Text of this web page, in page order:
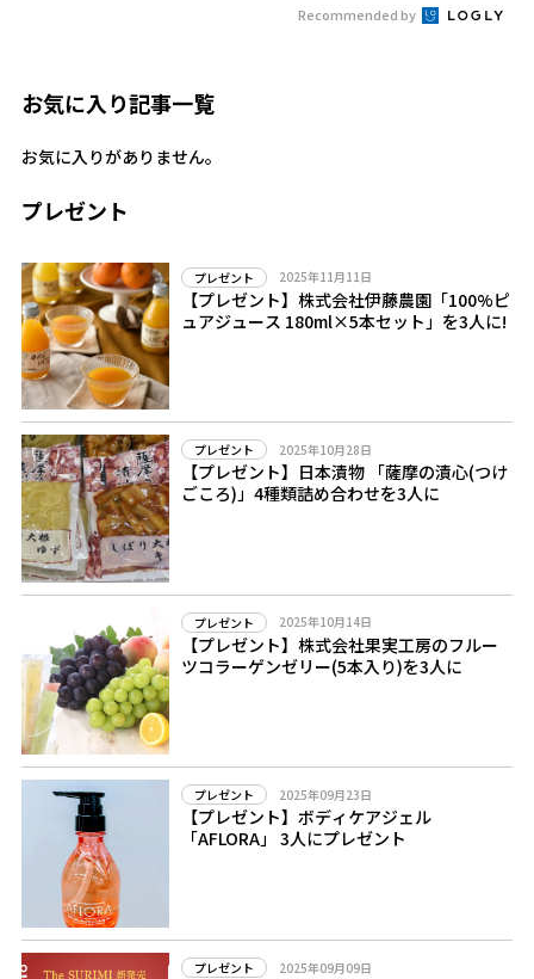
Recommended by
お気に入り記事一覧
お気に入りがありません。
プレゼント
プレゼント 2025年11月11日
【プレゼント】株式会社伊藤農園「100%ピ
ュアジュース 180ml×5本セット」を3人に!
プレゼント 2025年10月28日
【プレゼント】日本漬物 「薩摩の漬心(つけ
ごころ)」4種類詰め合わせを3人に
プレゼント 2025年10月14日
【プレゼント】株式会社果実工房のフルー
ツコラーゲンゼリー(5本入り)を3人に
プレゼント 2025年09月23日
【プレゼント】ボディケアジェル
「AFLORA」 3人にプレゼント
プレゼント 2025年09月09日